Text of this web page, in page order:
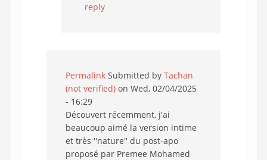
reply
Permalink Submitted by Tachan
(not verified) on Wed, 02/04/2025
- 16:29
Découvert récemment, j'ai
beaucoup aimé la version intime
et très ''nature'' du post-apo
proposé par Premee Mohamed